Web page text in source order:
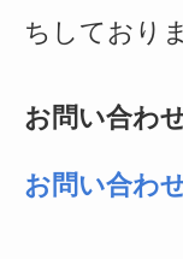
ちしており
お問い合わ
お問い合わ